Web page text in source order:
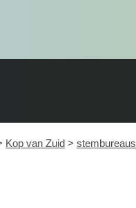
Kop van Zuid > stembureaus